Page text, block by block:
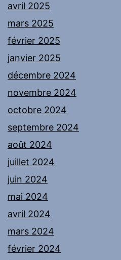
avril 2025
mars 2025
février 2025
janvier 2025
décembre 2024
novembre 2024
octobre 2024
septembre 2024
août 2024
juillet 2024
juin 2024
mai 2024
avril 2024
mars 2024
février 2024